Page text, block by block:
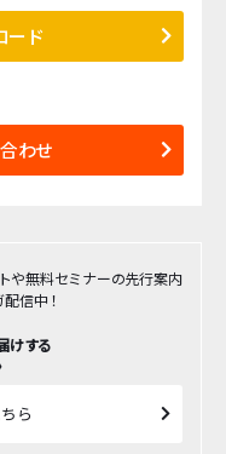
ード
わせ
や無料セミナーの先行案内
信中！
けする
ら